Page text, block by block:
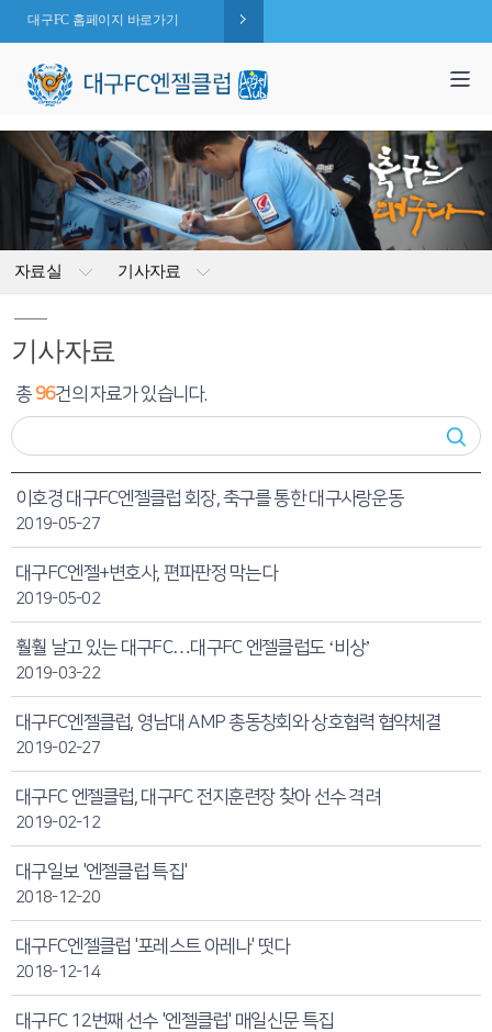
대구FC 홈페이지 바로가기
자료실 기사자료
기사자료
총96건의 자료가 있습니다.
이호경 대구FC엔젤클럽 회장, 축구를 통한 대구사랑운동
2019-05-27
대구FC엔젤+변호사, 편파판정 막는다
2019-05-02
훨훨 날고 있는 대구FC…대구FC 엔젤클럽도 ‘비상’
2019-03-22
대구FC엔젤클럽, 영남대 AMP 총동창회와 상호협력 협약체결
2019-02-27
대구FC 엔젤클럽, 대구FC 전지훈련장 찾아 선수 격려
2019-02-12
대구일보 '엔젤클럽 특집'
2018-12-20
대구FC엔젤클럽 '포레스트 아레나' 떳다
2018-12-14
대구FC 12번째 선수 '엔젤클럽' 매일신문 특집